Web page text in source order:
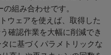
組み合わせです。
ウェアを使えば、取得した
確認作業を大幅に削減でき
に基づくパラメトリックな